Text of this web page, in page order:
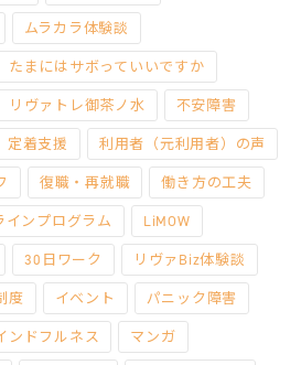
ムラカラ体験談
たまにはサボっていいですか
リヴァトレ御茶ノ水 不安障害
定着支援 利用者（元利用者）の声
復職・再就職 働き方の工夫
インプログラム LiMOW
30日ワーク リヴァBiz体験談
度 イベント パニック障害
ンドフルネス マンガ